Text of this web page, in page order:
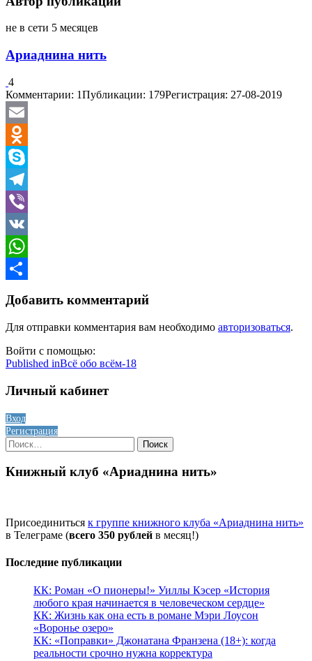
не в сети 5 месяцев
Ариаднина нить
4
Комментарии: 1Публикации: 179Регистрация: 27-08-2019
Email
Odnoklassniki
Skype
Telegram
Viber
VK
WhatsApp
Добавить комментарий
Для отправки комментария вам необходимо авторизоваться.
Войти с помощью:
Навигация
по
Published inВсё обо всём-18
Личный кабинет
Вход
Регистрация
Найти:
Книжный клуб «Ариаднина нить»
Присоединиться к группе книжного клуба «Ариаднина нить»
в Телеграме (всего 350 рублей в месяц!)
Последние публикации
КК: Роман «О пионеры!» Уиллы Кэсер «История
любого края начинается в человеческом сердце»
КК: Жизнь как она есть в романе Мэри Лоусон
«Воронье озеро»
КК: «Поправки» Джонатана Франзена (18+): когда
реальности срочно нужна корректура